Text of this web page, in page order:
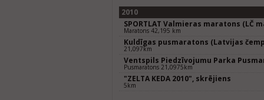
2010
SPORTLAT Valmieras maratons (LČ
Maratons 42,195 km
Kuldīgas pusmaratons (Latvijas
21,097km
Ventspils Piedzīvojumu Parka
Pusmaratons 21,0975km
"ZELTA KEDA 2010", skrējiens
5km